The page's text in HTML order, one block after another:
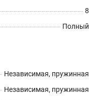
8
Полный
Независимая, пружинная
Независимая, пружинная